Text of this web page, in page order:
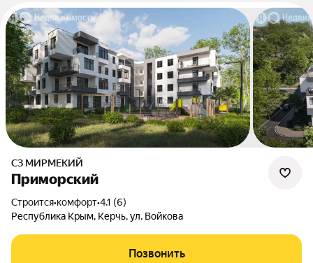
СЗ МИРМЕКИЙ
Приморский
Строится•комфорт•4.1 (6)
Республика Крым, Керчь, ул. Войкова
Позвонить